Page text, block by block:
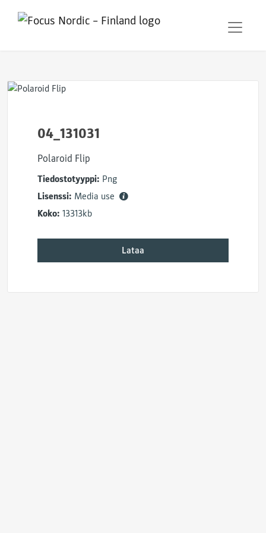
04_131031
Polaroid Flip
Tiedostotyyppi: Png
Lisenssi: Media use
Koko: 13313kb
Lataa